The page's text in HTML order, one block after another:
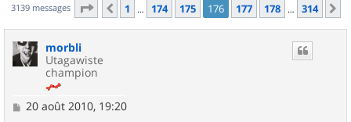
3139 messages Page 176 sur314
Précédent
1 … 174 175 176 177 178 … 314
morbli
Utagawiste
champion
M
20 août 2010, 19:20